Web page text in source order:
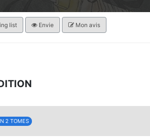
list Envie Mon avis
2 TOMES